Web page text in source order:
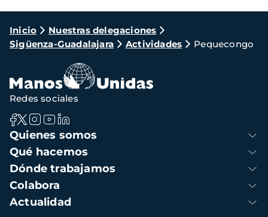
Ruta
de
navegación
Inicio
Nuestras delegaciones
Sigüenza-Guadalajara
Actividades Pequecongo
Navegación
principal
Quienes somos
Qué hacemos
Dónde trabajamos
Colabora
Actualidad
Redes sociales